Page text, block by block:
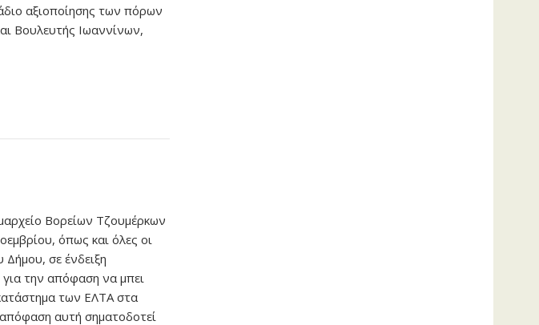
αξιοποίησης των πόρων
Βουλευτής Ιωαννίνων,
Βορείων Τζουμέρκων
όπως και όλες οι
Δήμου, σε ένδειξη
για την απόφαση να μπει
των ΕΛΤΑ στα
αυτή σηματοδοτεί